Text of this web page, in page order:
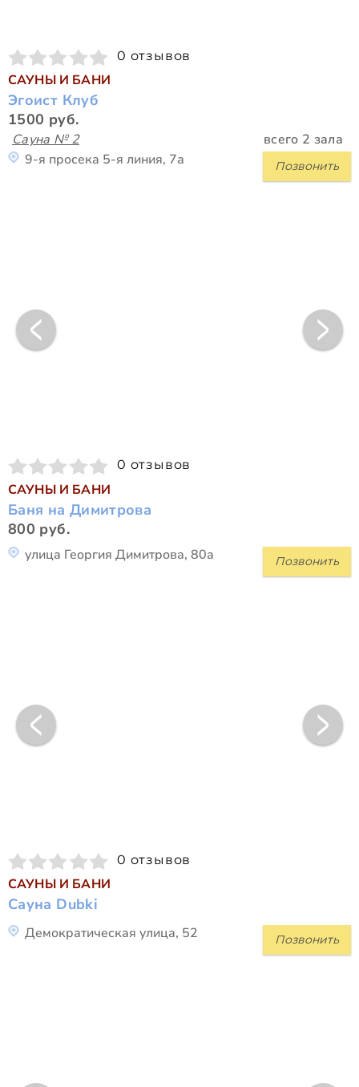
0 отзывов
САУНЫ И БАНИ
Эгоист Клуб
1500 руб.
Сауна № 2 всего 2 зала
Позвонить
9-я просека 5-я линия, 7а
0 отзывов
САУНЫ И БАНИ
Баня на Димитрова
800 руб.
Позвонить
улица Георгия Димитрова, 80а
0 отзывов
САУНЫ И БАНИ
Сауна Dubki
Позвонить
Демократическая улица, 52